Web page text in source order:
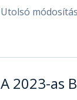
Utolsó
A 2023-as